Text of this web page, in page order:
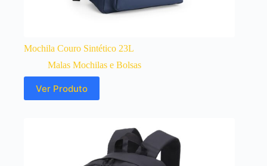
Mochila Couro Sintético 23L
Malas Mochilas e Bolsas
Ver Produto